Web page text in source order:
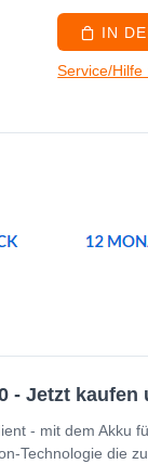
IN
Service/Hilfe
- Jetzt
- mit dem Akku
Technologie die